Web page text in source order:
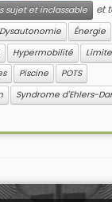
sujet et inclassable et
Dysautonomie Énergie
Hypermobilité
Piscine
POTS
Syndrome d'Ehlers-